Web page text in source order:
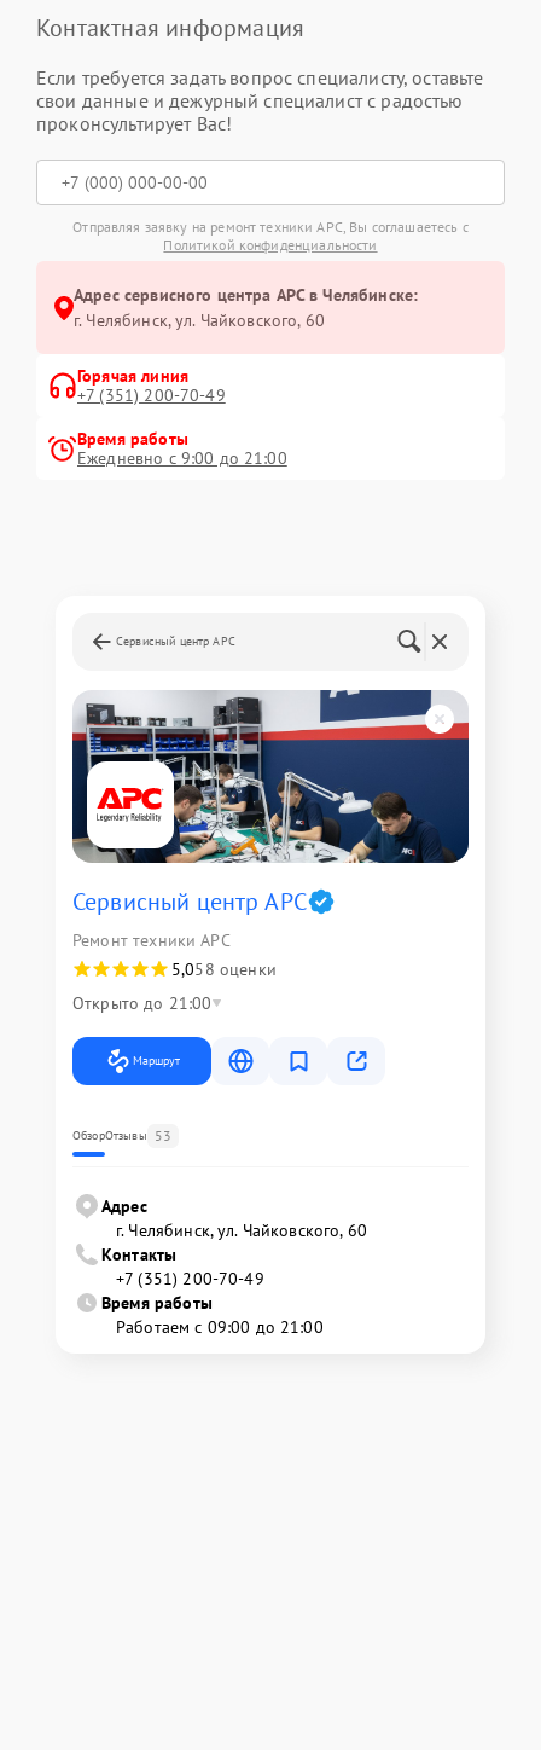
Контактная информация
Если требуется задать вопрос специалисту, оставьте
свои данные и дежурный специалист с радостью
проконсультирует Вас!
Отправляя заявку на ремонт техники APC, Вы соглашаетесь с
Политикой конфиденциальности
Адрес сервисного центра APC в Челябинске:
г. Челябинск, ул. Чайковского, 60
Горячая линия
+7 (351) 200-70-49
Время работы
Ежедневно с 9:00 до 21:00
Сервисный центр APC
Сервисный центр APC
Ремонт техники APC
5,058 оценки
Открыто до 21:00
Маршрут
ОбзорОтзывы 53
Адрес
г. Челябинск, ул. Чайковского, 60
Контакты
+7 (351) 200-70-49
Время работы
Работаем с 09:00 до 21:00